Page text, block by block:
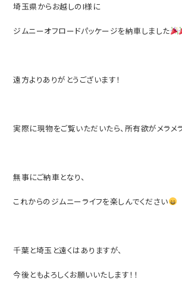
埼玉県からお越しのI様に
ジムニーオフロードパッケージを納車しました
遠方よりありがとうございます！
実際に現物をご覧いただいたら、所有欲がメラメ
無事にご納車となり、
これからのジムニーライフを楽しんでください
千葉と埼玉と遠くはありますが、
今後ともよろしくお願いいたします！！